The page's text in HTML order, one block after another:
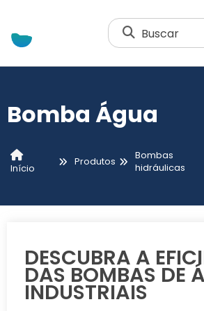
Buscar
Bomba Água
Início
Produtos
Bombas
hidráulicas
DESCUBRA A
DAS BOMBAS DE
INDUSTRIAIS